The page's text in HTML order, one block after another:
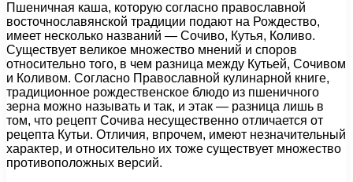
Пшеничная каша, которую согласно православной
восточнославянской традиции подают на Рождество,
имеет несколько названий — Сочиво, Кутья, Коливо.
Существует великое множество мнений и споров
относительно того, в чем разница между Кутьей, Сочивом
и Коливом. Согласно Православной кулинарной книге,
традиционное рождественское блюдо из пшеничного
зерна можно называть и так, и этак — разница лишь в
том, что рецепт Сочива несущественно отличается от
рецепта Кутьи. Отличия, впрочем, имеют незначительный
характер, и относительно их тоже существует множество
противоположных версий.